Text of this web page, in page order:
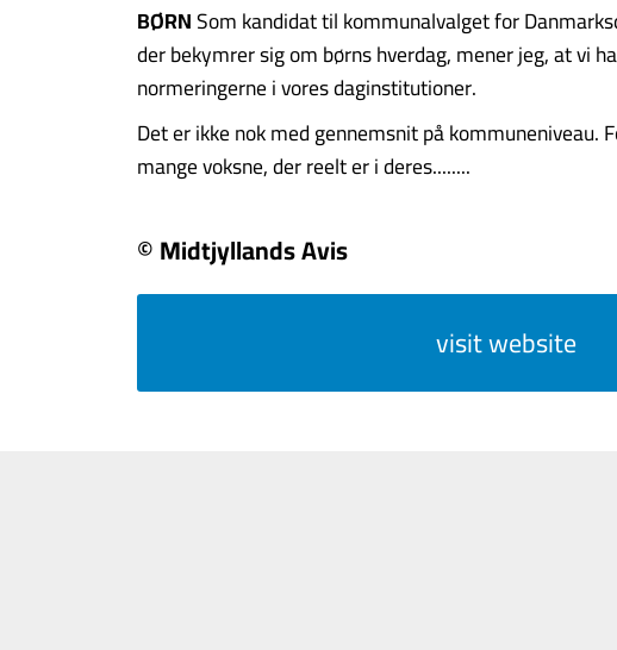
BØRNSom kandidat til kommunalvalget for
der bekymrer sig om børns hverdag, mener jeg, at vi
normeringerne i vores daginstitutioner.
Det er ikke nok med gennemsnit på kommuneniveau.
mange voksne, der reelt er i deres........
© Midtjyllands Avis
visit website